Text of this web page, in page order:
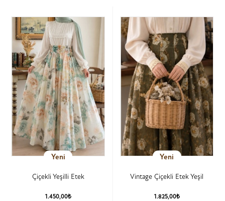
Yeni
Çiçekli Yeşilli Etek
1.450,00₺
Yeni
Vintage Çiçekli Etek Yeşil
1.825,00₺